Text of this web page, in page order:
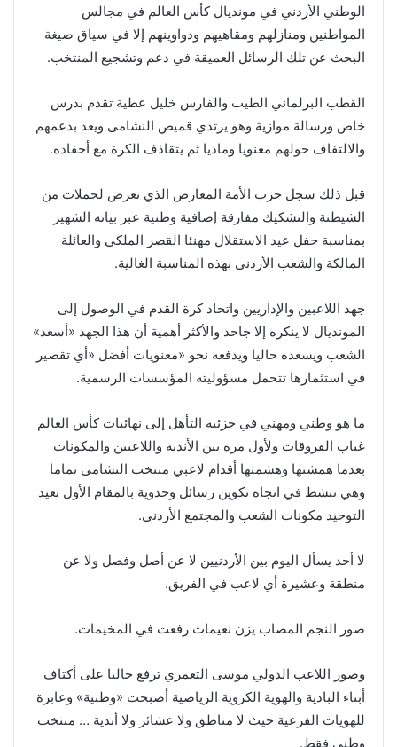
الوطني الأردني في مونديال كأس العالم في مجالس
المواطنين ومنازلهم ومقاهيهم ودواوينهم إلا في سياق صيغة
البحث عن تلك الرسائل العميقة في دعم وتشجيع المنتخب.
القطب البرلماني الطيب والفارس خليل عطية تقدم بدرس
خاص ورسالة موازية وهو يرتدي قميص النشامى ويعد بدعمهم
والالتفاف حولهم معنويا وماديا ثم يتقاذف الكرة مع أحفاده.
قبل ذلك سجل حزب الأمة المعارض الذي تعرض لحملات من
الشيطنة والتشكيك مفارقة إضافية وطنية عبر بيانه الشهير
بمناسبة حفل عيد الاستقلال مهنئا القصر الملكي والعائلة
المالكة والشعب الأردني بهذه المناسبة الغالية.
جهد اللاعبين والإداريين واتحاد كرة القدم في الوصول إلى
المونديال لا ينكره إلا جاحد والأكثر أهمية أن هذا الجهد «أسعد»
الشعب ويسعده حاليا ويدفعه نحو «معنويات أفضل «أي تقصير
في استثمارها تتحمل مسؤوليته المؤسسات الرسمية.
ما هو وطني ومهني في جزئية التأهل إلى نهائيات كأس العالم
غياب الفروقات ولأول مرة بين الأندية واللاعبين والمكونات
بعدما همشتها وهشمتها أقدام لاعبي منتخب النشامى تماما
وهي تنشط في اتجاه تكوين رسائل وحدوية بالمقام الأول تعيد
التوحيد مكونات الشعب والمجتمع الأردني.
لا أحد يسأل اليوم بين الأردنيين لا عن أصل وفصل ولا عن
منطقة وعشيرة أي لاعب في الفريق.
صور النجم المصاب يزن نعيمات رفعت في المخيمات.
وصور اللاعب الدولي موسى التعمري ترفع حاليا على أكتاف
أبناء البادية والهوية الكروية الرياضية أصبحت «وطنية» وعابرة
للهويات الفرعية حيث لا مناطق ولا عشائر ولا أندية … منتخب
وطني فقط.